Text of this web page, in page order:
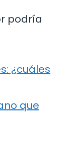
podría
¿cuáles
que